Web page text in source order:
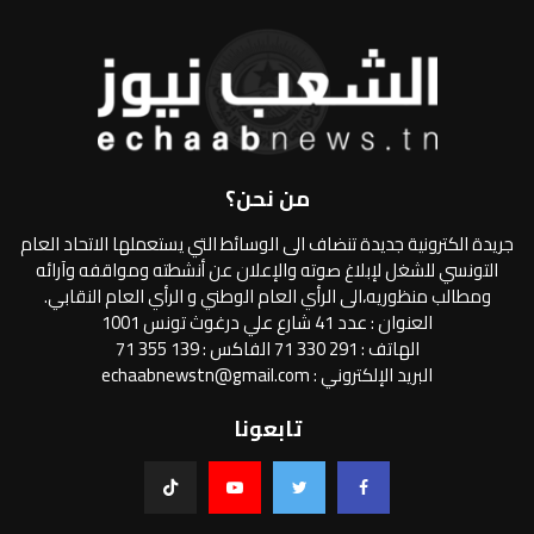
من نحن؟
جريدة الكترونية جديدة تنضاف الى الوسائط التي يستعملها الاتحاد العام
التونسي للشغل لإبلاغ صوته والإعلان عن أنشطته ومواقفه وآرائه
ومطالب منظوريه،الى الرأي العام الوطني و الرأي العام النقابي.
العنوان : عدد 41 شارع علي درغوث تونس 1001
الهاتف : 291 330 71 الفاكس : 139 355 71
البريد الإلكتروني : echaabnewstn@gmail.com
تابعونا